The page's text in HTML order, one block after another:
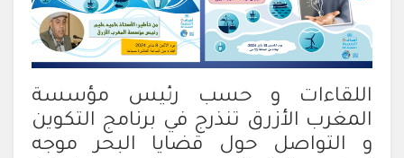
اللقاءات و حسب رئيس مؤسسة
المغرب الأزرق تنذرج في برنامج التكوين
و التواصل حول قضايا البحر موجه